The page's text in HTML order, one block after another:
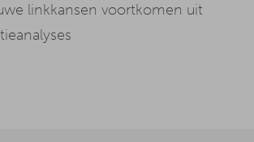
linkkansen voortkomen uit